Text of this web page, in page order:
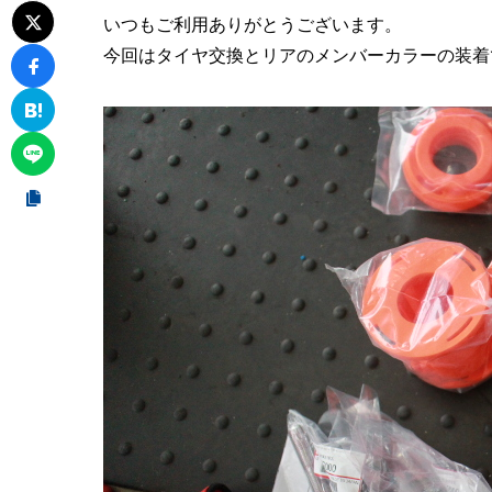
いつもご利用ありがとうございます。
今回はタイヤ交換とリアのメンバーカラーの装